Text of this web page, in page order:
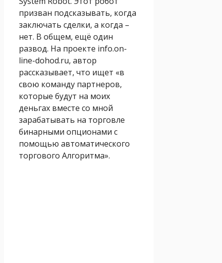
призван подсказывать, когда
заключать сделки, а когда –
нет. В общем, ещё один
развод. На проекте info.on-
line-dohod.ru, автор
рассказывает, что ищет «в
свою команду партнеров,
которые будут на моих
деньгах вместе со мной
зарабатывать на торговле
бинарными опционами с
помощью автоматического
торгового Алгоритма».